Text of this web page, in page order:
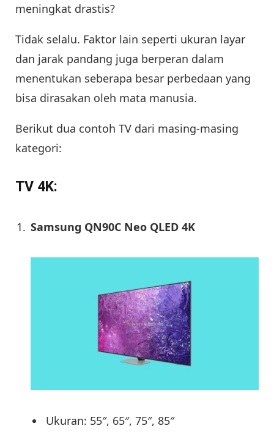
meningkat drastis?
Tidak selalu. Faktor lain seperti ukuran layar
dan jarak pandang juga berperan dalam
menentukan seberapa besar perbedaan yang
bisa dirasakan oleh mata manusia.
Berikut dua contoh TV dari masing-masing
kategori:
TV 4K:
Samsung QN90C Neo QLED 4K
Ukuran: 55″, 65″, 75″, 85″